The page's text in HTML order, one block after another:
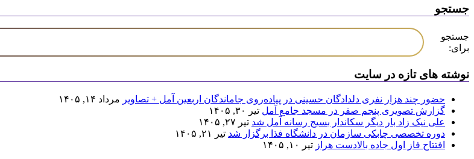
جستجو
جستجو
برای:
نوشته های تازه در سایت
حضور چند هزار نفری دلدادگان حسینی در پیاده‌روی جاماندگان اربعین آمل + تصاویر مرداد ۱۴, ۱۴۰۵
گزارش تصویری پنجم صفر در مسجد جامع آمل تیر ۳۰, ۱۴۰۵
علی نیک زاد بار دیگر سکاندار بسیج رسانه آمل شد تیر ۲۷, ۱۴۰۵
دوره تخصصی چابکی سازمان در دانشگاه فذا برگزار شد تیر ۲۱, ۱۴۰۵
افتتاح فاز اول جاده بالادست هراز تیر ۱۰, ۱۴۰۵